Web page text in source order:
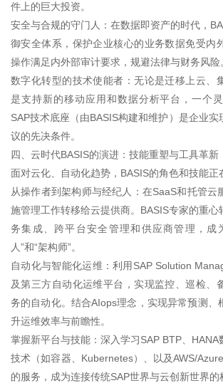
件上的巨大投资。
安全与合规的守门人：在数据即资产的时代，
御安全体系，保护企业核心的业务数据免受内
操作满足内外部审计要求，规避法律与财务风险
数字化转型的技术使能者：无论是迁移上云、
是支持新的移动应用和数据分析平台，一个
SAP技术底座（由BASIS构建和维护）是企业实
议的先决条件。
四、云时代BASIS的演进：技能重塑与工具革新
面对云化、自动化趋势，BASIS的角色和技能正
从操作者到架构师与经纪人：在SaaS和托管云
施管理工作转移给云提供商。BASIS专家的重心
务集成、跨平台安全管理和供应商管理，成
人”和“架构师”。
自动化与智能化运维：利用SAP Solution
及第三方自动化运维平台，实现监控、巡检、
务的自动化。结合AIops理念，实现异常预测、
升运维效率与前瞻性。
掌握新平台与技能：深入学习SAP BTP、HANA
技术（如容器、Kubernetes）、以及AWS/
的服务，成为连接传统SAP世界与云创新世界的